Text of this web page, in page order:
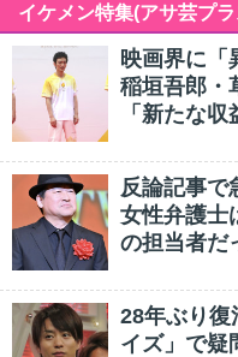
イケメン特集(アサ芸プ
映画界に「
稲垣吾郎・
「新たな収
反論記事で
女性弁護士
の担当者だ
28年ぶり復
イズ」で疑